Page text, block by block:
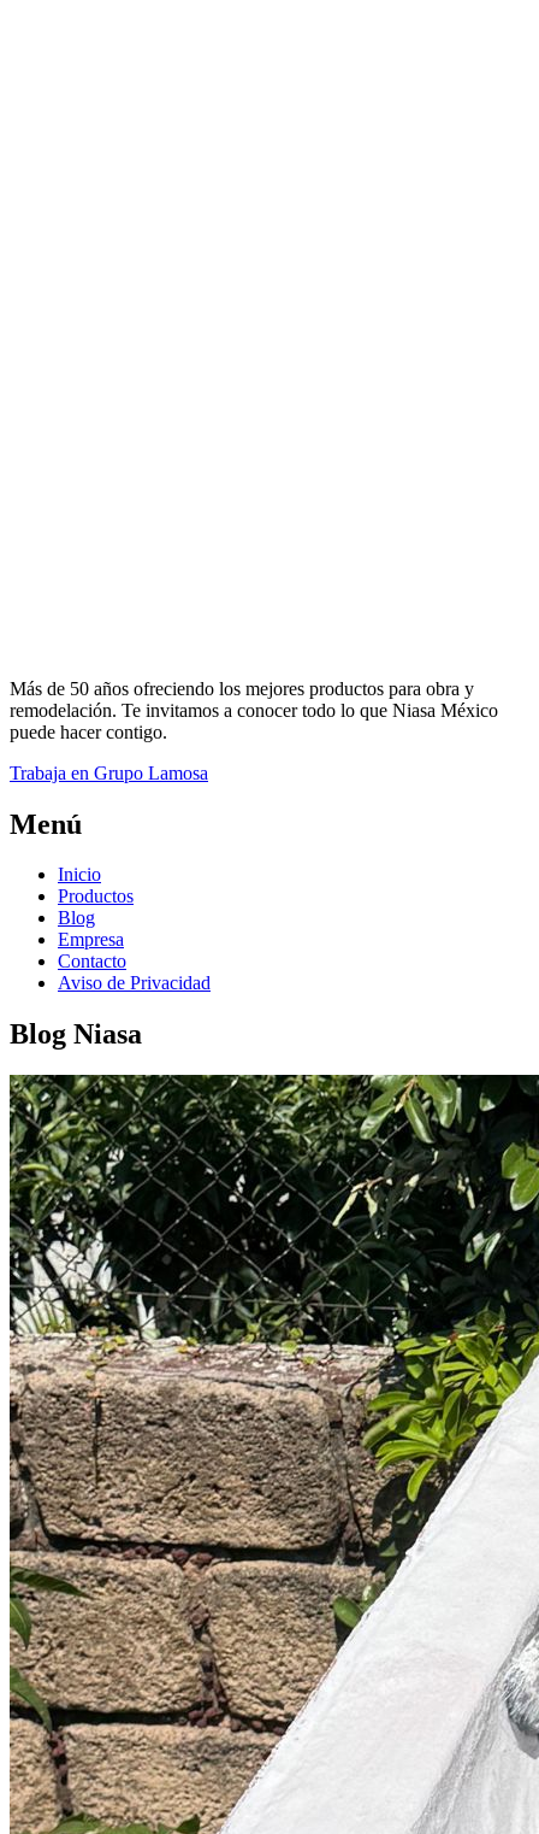
Más de 50 años ofreciendo los mejores productos para obra y
remodelación. Te invitamos a conocer todo lo que Niasa México
puede hacer contigo.
Trabaja en Grupo Lamosa
Menú
Inicio
Productos
Blog
Empresa
Contacto
Aviso de Privacidad
Blog Niasa